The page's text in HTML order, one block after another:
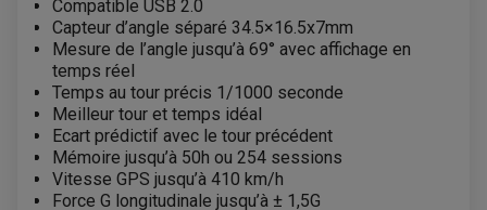
Compatible USB 2.0
Capteur d’angle séparé 34.5×16.5x7mm
Mesure de l’angle jusqu’à 69° avec affichage en
temps réel
Temps au tour précis 1/1000 seconde
Meilleur tour et temps idéal
Ecart prédictif avec le tour précédent
Mémoire jusqu’à 50h ou 254 sessions
Vitesse GPS jusqu’à 410 km/h
Force G longitudinale jusqu’à ± 1,5G